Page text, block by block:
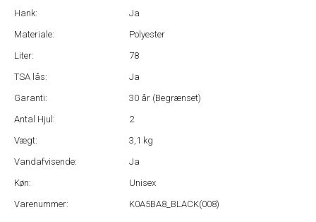
Hank:
Ja
Materiale:
Polyester
Liter:
78
TSA lås:
Ja
Garanti:
30 år (Begrænset)
Antal Hjul:
2
Vægt:
3,1 kg
Vandafvisende:
Ja
Køn:
Unisex
Varenummer:
K0A5BA8_BLACK(008)